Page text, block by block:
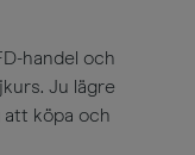
handel och
Ju lägre
att köpa och